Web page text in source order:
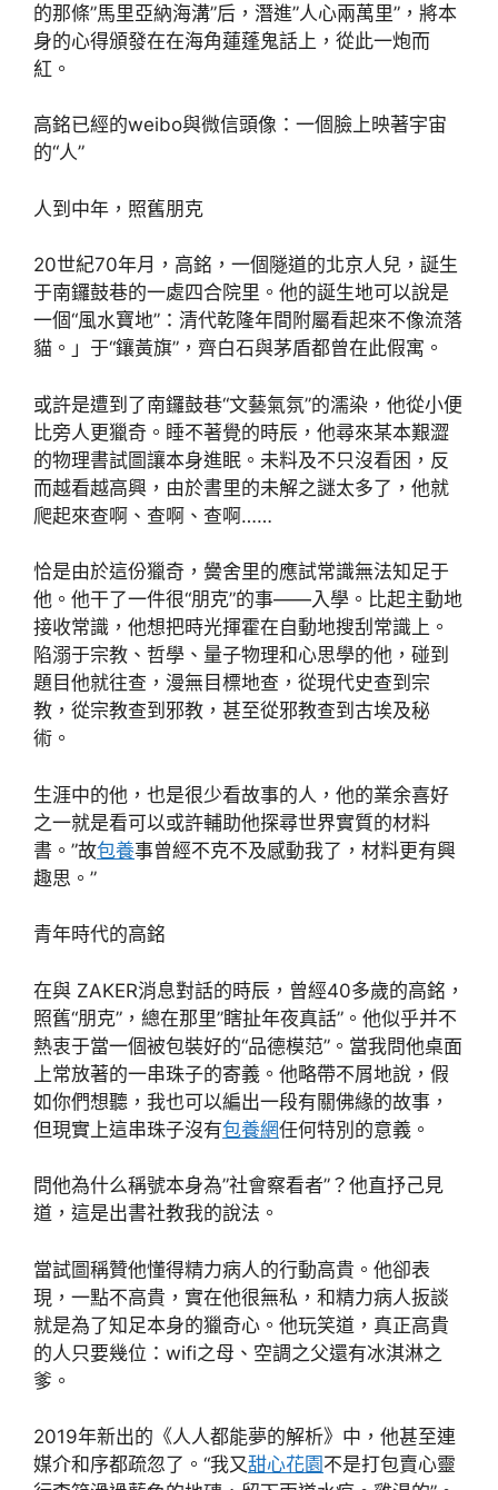
的那條”馬里亞納海溝”后，潛進”人心兩萬里”，將本
身的心得頒發在在海角蓮蓬鬼話上，從此一炮而
紅。
高銘已經的weibo與微信頭像：一個臉上映著宇宙
的“人”
人到中年，照舊朋克
20世紀70年月，高銘，一個隧道的北京人兒，誕生
于南鑼鼓巷的一處四合院里。他的誕生地可以說是
一個“風水寶地”：清代乾隆年間附屬看起來不像流落
貓。」于“鑲黃旗”，齊白石與茅盾都曾在此假寓。
或許是遭到了南鑼鼓巷“文藝氣氛”的濡染，他從小便
比旁人更獵奇。睡不著覺的時辰，他尋來某本艱澀
的物理書試圖讓本身進眠。未料及不只沒看困，反
而越看越高興，由於書里的未解之謎太多了，他就
爬起來查啊、查啊、查啊……
恰是由於這份獵奇，黌舍里的應試常識無法知足于
他。他干了一件很“朋克”的事——入學。比起主動地
接收常識，他想把時光揮霍在自動地搜刮常識上。
陷溺于宗教、哲學、量子物理和心思學的他，碰到
題目他就往查，漫無目標地查，從現代史查到宗
教，從宗教查到邪教，甚至從邪教查到古埃及秘
術。
生涯中的他，也是很少看故事的人，他的業余喜好
之一就是看可以或許輔助他探尋世界實質的材料
書。”故包養事曾經不克不及感動我了，材料更有興
趣思。”
青年時代的高銘
在與 ZAKER消息對話的時辰，曾經40多歲的高銘，
照舊“朋克”，總在那里”瞎扯年夜真話”。他似乎并不
熱衷于當一個被包裝好的“品德模范”。當我問他桌面
上常放著的一串珠子的寄義。他略帶不屑地說，假
如你們想聽，我也可以編出一段有關佛緣的故事，
但現實上這串珠子沒有包養網任何特別的意義。
問他為什么稱號本身為”社會察看者”？他直抒己見
道，這是出書社教我的說法。
當試圖稱贊他懂得精力病人的行動高貴。他卻表
現，一點不高貴，實在他很無私，和精力病人扳談
就是為了知足本身的獵奇心。他玩笑道，真正高貴
的人只要幾位：wifi之母、空調之父還有冰淇淋之
爹。
2019年新出的《人人都能夢的解析》中，他甚至連
媒介和序都疏忽了。“我又甜心花園 不是打包賣心靈